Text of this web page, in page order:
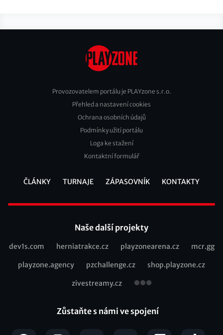
Footer
Provozovatelem portálu je PLAYzone s.r.o.
Přehled a nastavení cookies
Ochrana osobních údajů
Podmínky užití portálu
Loga ke stažení
Kontaktní formulář
ČLÁNKY TURNAJE ZÁPASOVNÍK KONTAKTY
Naše další projekty
Recommended
dev1s.com herniatrakce.cz playzonearena.cz mcr.gg
playzone.agency pzchallenge.cz shop.playzone.cz
zivestreamy.cz
Zůstaňte s námi ve spojení